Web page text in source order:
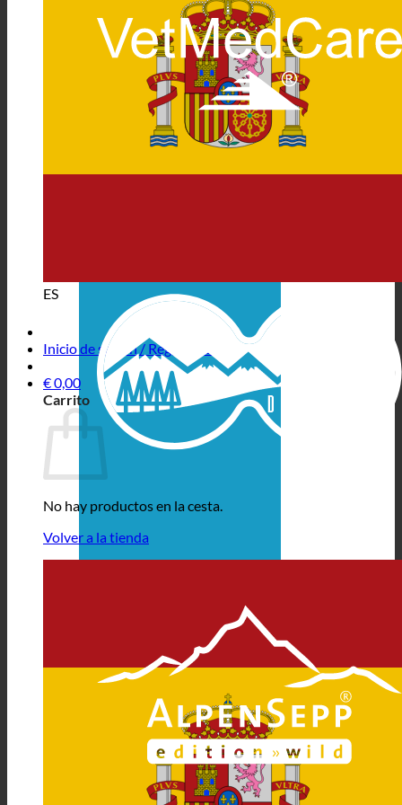
ES
Inicio de sesión / Registrarse
€0,00
Carrito
No hay productos en la cesta.
Volver a la tienda